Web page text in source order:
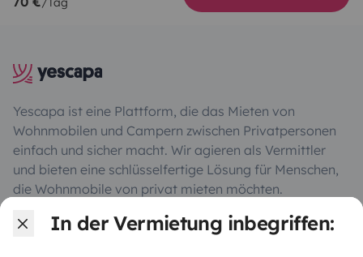
In der Vermietung inbegriffen:
Yescapa ist eine Plattform, die das Mieten von
Wohnmobilen und Campern zwischen Privatpersonen
einfach und sicher macht. Wir agieren als Vermittler
und bieten eine schlüsselfertige Lösung für Menschen,
die Wohnmobile von privat mieten möchten.
Note 4.55/5 von 208 Kundenbewertungen auf Trusted